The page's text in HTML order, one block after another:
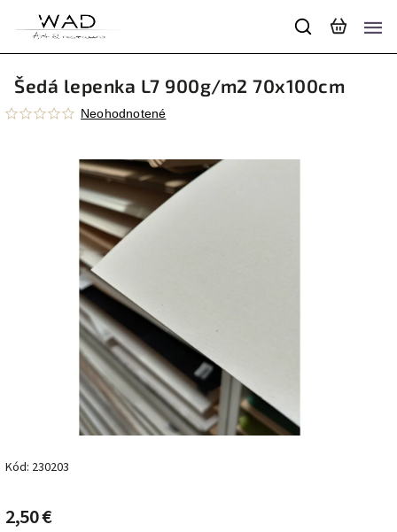
Šedá lepenka L7 900g/m2 70x100cm
Neohodnotené
Kód: 230203
2,50 €